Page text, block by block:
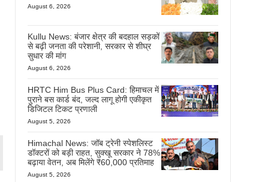
August 6, 2026
Kullu News: बंजार क्षेत्र की बदहाल सड़कों
से बढ़ी जनता की परेशानी, सरकार से शीघ्र
सुधार की मांग
August 6, 2026
HRTC Him Bus Plus Card: हिमाचल में
पुराने बस कार्ड बंद, जल्द लागू होगी एकीकृत
डिजिटल टिकट प्रणाली
August 5, 2026
Himachal News: जॉब ट्रेनी स्पेशलिस्ट
डॉक्टरों को बड़ी राहत, सुक्खू सरकार ने 78%
बढ़ाया वेतन, अब मिलेंगे ₹60,000 प्रतिमाह
August 5, 2026